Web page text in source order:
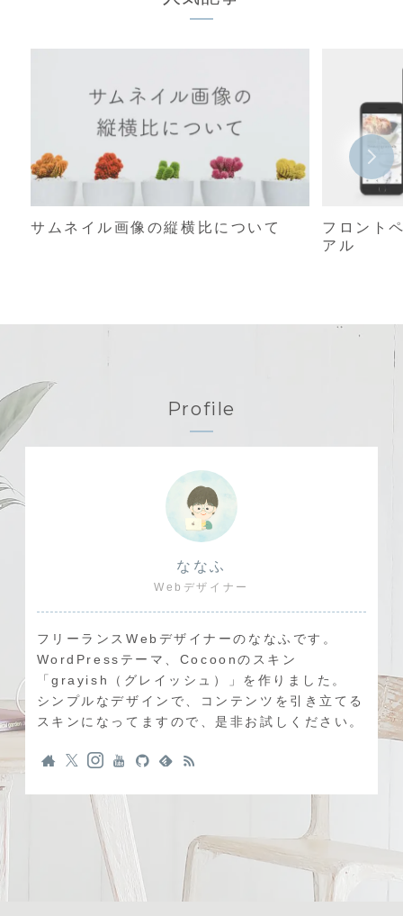
サムネイル画像の縦横比について
フロント
アル
Profile
ななふ
Webデザイナー
フリーランスWebデザイナーのななふです。
WordPressテーマ、Cocoonのスキン
「grayish（グレイッシュ）」を作りました。
シンプルなデザインで、コンテンツを引き立てる
スキンになってますので、是非お試しください。